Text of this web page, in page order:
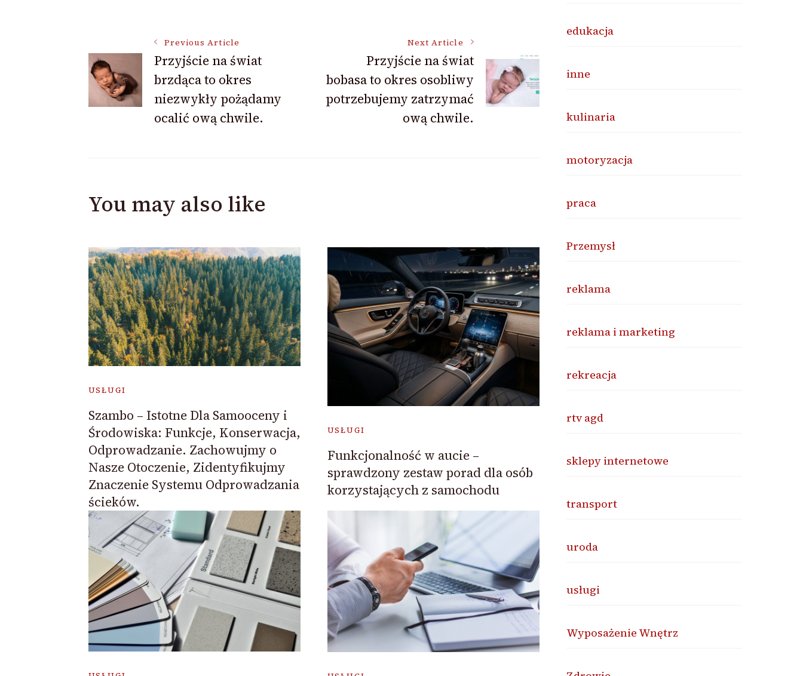
Post
Navigation
Previous Article
Przyjście na świat
brzdąca to okres
niezwykły pożądamy
ocalić ową chwile.
Next Article
Przyjście na świat
bobasa to okres osobliwy
potrzebujemy zatrzymać
ową chwile.
You may also like
USŁUGI
Szambo – Istotne Dla Samooceny i
Środowiska: Funkcje, Konserwacja,
Odprowadzanie. Zachowujmy o
Nasze Otoczenie, Zidentyfikujmy
Znaczenie Systemu Odprowadzania
ścieków.
USŁUGI
Funkcjonalność w aucie –
sprawdzony zestaw porad dla osób
korzystających z samochodu
edukacja
inne
kulinaria
motoryzacja
praca
Przemysł
reklama
reklama i marketing
rekreacja
rtv agd
sklepy internetowe
transport
uroda
usługi
Wyposażenie Wnętrz